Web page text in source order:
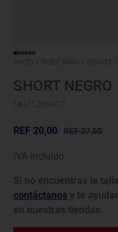
SHORT NEGRO
SKU 1260417
REF27,50
REF 20,00
IVA incluido
Si no encuentras la
contáctanos y te
en nuestras tiendas.